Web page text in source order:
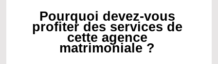
Pourquoi devez-vous
profiter des services de
cette agence
matrimoniale ?